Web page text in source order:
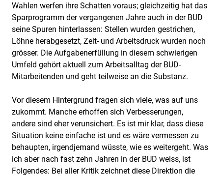
Wahlen werfen ihre Schatten voraus; gleichzeitig hat das
Sparprogramm der vergangenen Jahre auch in der BUD
seine Spuren hinterlassen: Stellen wurden gestrichen,
Löhne herabgesetzt, Zeit- und Arbeitsdruck wurden noch
grösser. Die Aufgabenerfüllung in diesem schwierigen
Umfeld gehört aktuell zum Arbeitsalltag der BUD-
Mitarbeitenden und geht teilweise an die Substanz.
Vor diesem Hintergrund fragen sich viele, was auf uns
zukommt. Manche erhoffen sich Verbesserungen,
andere sind eher verunsichert. Es ist mir klar, dass diese
Situation keine einfache ist und es wäre vermessen zu
behaupten, irgendjemand wüsste, wie es weitergeht. Was
ich aber nach fast zehn Jahren in der BUD weiss, ist
Folgendes: Bei aller Kritik zeichnet diese Direktion die